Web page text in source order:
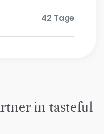
42 Tage
in tasteful